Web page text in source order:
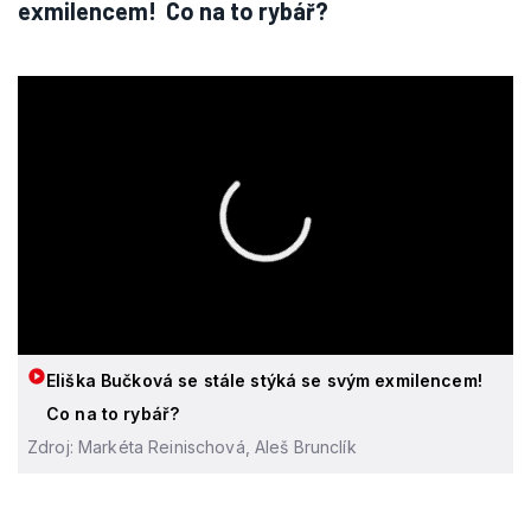
exmilencem! Co na to rybář?
Eliška Bučková se stále stýká se svým exmilencem!
Co na to rybář?
Zdroj: Markéta Reinischová, Aleš Brunclík